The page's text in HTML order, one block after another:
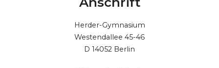
Herder-Gymnasium
Westendallee 45-46
D 14052 Berlin